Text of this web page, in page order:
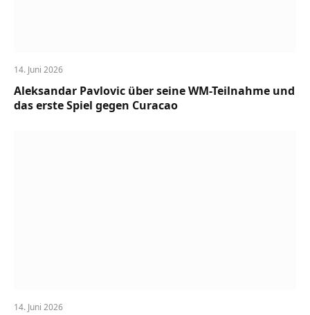
14. Juni 2026
Aleksandar Pavlovic über seine WM-Teilnahme und
das erste Spiel gegen Curacao
14. Juni 2026